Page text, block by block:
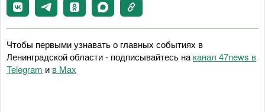
Чтобы первыми узнавать о главных событиях в
Ленинградской области - подписывайтесь на канал 47news в
Telegram и в Maх